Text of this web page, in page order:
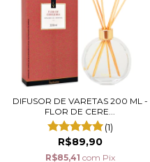
DIFUSOR DE VARETAS 200 ML -
FLOR DE CERE...
(1)
R$89,90
R$85,41 com Pix